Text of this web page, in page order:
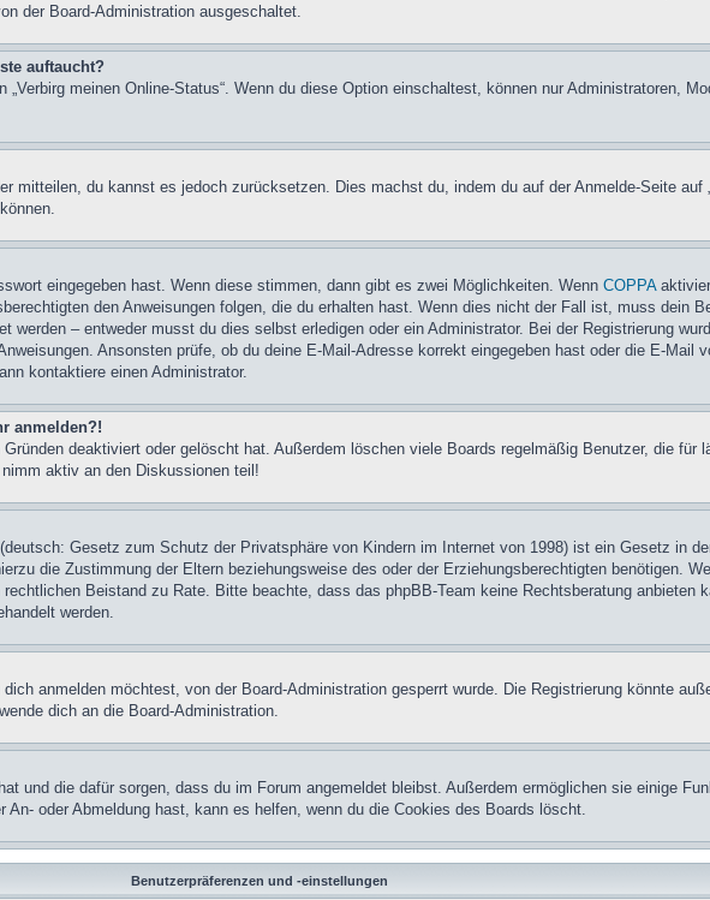
der Board-Administration ausgeschaltet.
auftaucht?
meinen Online-Status“. Wenn du diese Option einschaltest, können nur Administratoren,
mitteilen, du kannst es jedoch zurücksetzen. Dies machst du, indem du auf der Anmelde-Seite auf
eingegeben hast. Wenn diese stimmen, dann gibt es zwei Möglichkeiten. Wenn COPPA
den Anweisungen folgen, die du erhalten hast. Wenn dies nicht der Fall ist, muss dein
werden – entweder musst du dies selbst erledigen oder ein Administrator. Bei der Registrierung
Ansonsten prüfe, ob du deine E-Mail-Adresse korrekt eingegeben hast oder die E-Mail
kontaktiere einen Administrator.
anmelden?!
deaktiviert oder gelöscht hat. Außerdem löschen viele Boards regelmäßig Benutzer, die für
aktiv an den Diskussionen teil!
Gesetz zum Schutz der Privatsphäre von Kindern im Internet von 1998) ist ein Gesetz in
die Zustimmung der Eltern beziehungsweise des oder der Erziehungsberechtigten benötigen.
Beistand zu Rate. Bitte beachte, dass das phpBB-Team keine Rechtsberatung anbieten
werden.
anmelden möchtest, von der Board-Administration gesperrt wurde. Die Registrierung könnte
dich an die Board-Administration.
und die dafür sorgen, dass du im Forum angemeldet bleibst. Außerdem ermöglichen sie einige
oder Abmeldung hast, kann es helfen, wenn du die Cookies des Boards löscht.
Benutzerpräferenzen und -einstellungen